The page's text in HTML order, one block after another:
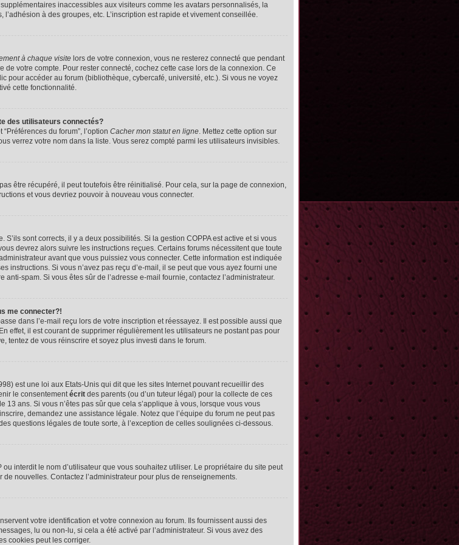
inaccessibles aux visiteurs comme les avatars personnalisés, la
l’adhésion à des groupes, etc. L’inscription est rapide et vivement conseillée.
à chaque visite lors de votre connexion, vous ne resterez connecté que pendant
votre compte. Pour rester connecté, cochez cette case lors de la connexion. Ce
pour accéder au forum (bibliothèque, cybercafé, université, etc.). Si vous ne voyez
cette fonctionnalité.
des utilisateurs connectés?
du forum”, l’option Cacher mon statut en ligne. Mettez cette option sur
verrez votre nom dans la liste. Vous serez compté parmi les utilisateurs invisibles.
être récupéré, il peut toutefois être réinitialisé. Pour cela, sur la page de connexion,
et vous devriez pouvoir à nouveau vous connecter.
S’ils sont corrects, il y a deux possibilités. Si la gestion COPPA est active et si vous
devrez alors suivre les instructions reçues. Certains forums nécessitent que toute
avant que vous puissiez vous connecter. Cette information est indiquée
instructions. Si vous n’avez pas reçu d’e-mail, il se peut que vous ayez fourni une
spam. Si vous êtes sûr de l’adresse e-mail fournie, contactez l’administrateur.
me connecter?!
dans l’e-mail reçu lors de votre inscription et réessayez. Il est possible aussi que
effet, il est courant de supprimer régulièrement les utilisateurs ne postant pas pour
tentez de vous réinscrire et soyez plus investi dans le forum.
est une loi aux Etats-Unis qui dit que les sites Internet pouvant recueillir des
le consentementécrit des parents (ou d’un tuteur légal) pour la collecte de ces
13 ans. Si vous n’êtes pas sûr que cela s’applique à vous, lorsque vous vous
demandez une assistance légale. Notez que l’équipe du forum ne peut pas
questions légales de toute sorte, à l’exception de celles soulignées ci-dessous.
interdit le nom d’utilisateur que vous souhaitez utiliser. Le propriétaire du site peut
nouvelles. Contactez l’administrateur pour plus de renseignements.
votre identification et votre connexion au forum. Ils fournissent aussi des
lu ou non-lu, si cela a été activé par l’administrateur. Si vous avez des
cookies peut les corriger.